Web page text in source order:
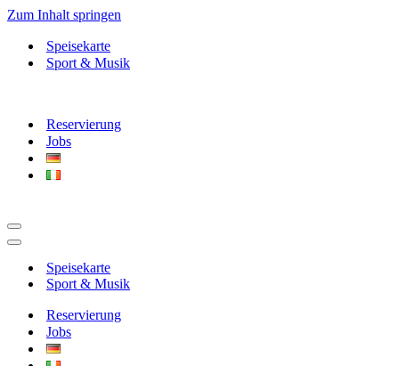
Zum Inhalt springen
Speisekarte
Sport & Musik
Reservierung
Jobs
Navigationsmenü
Navigationsmenü
Speisekarte
Sport & Musik
Reservierung
Jobs